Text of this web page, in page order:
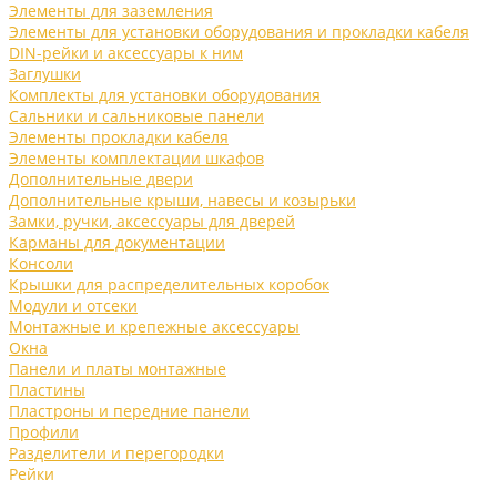
Элементы для заземления
Элементы для установки оборудования и прокладки кабеля
DIN-рейки и аксессуары к ним
Заглушки
Комплекты для установки оборудования
Сальники и сальниковые панели
Элементы прокладки кабеля
Элементы комплектации шкафов
Дополнительные двери
Дополнительные крыши, навесы и козырьки
Замки, ручки, аксессуары для дверей
Карманы для документации
Консоли
Крышки для распределительных коробок
Модули и отсеки
Монтажные и крепежные аксессуары
Окна
Панели и платы монтажные
Пластины
Пластроны и передние панели
Профили
Разделители и перегородки
Рейки